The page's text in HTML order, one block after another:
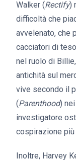
Walker (Rectify)
difficoltà che
avvelenato, che
cacciatori di
nel ruolo di
antichità sul
vive secondo il
(Parenthood)
investigatore
cospirazione più
Inoltre, Harvey